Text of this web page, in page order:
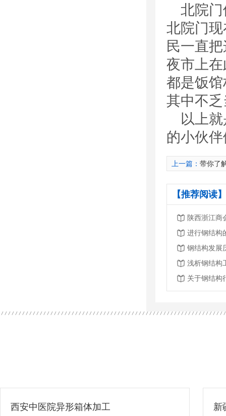
北院
北院门
民一直
夜市上
都是饭
其中不
以上
的小伙
上一篇： 带你了
【推荐阅读
进行钢结构
钢结构发展
浅析钢结构
关于钢结构
新疆新阳新能源产业有限公司 安